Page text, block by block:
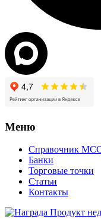
Меню
Справочник
Банки
Торговые точки
Статьи
Контакты